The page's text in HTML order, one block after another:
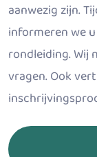
aanwezig zijn.
informeren we
rondleiding. Wij
vragen. Ook